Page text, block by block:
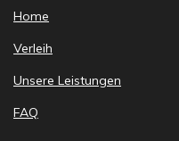
Home
Verleih
Unsere Leistungen
FAQ